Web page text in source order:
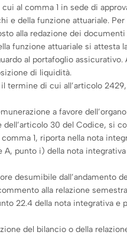
al comma 1 in sede di
della funzione attuariale.
alla redazione dei
funzione attuariale si
al portafoglio
di liquidità.
termine di cui all’articolo
a favore
30 del Codice, si
1, riporta nella nota
punto i) della nota
desumibile dall’andamento
alla relazione
22.4 della nota integrativa
del bilancio o della